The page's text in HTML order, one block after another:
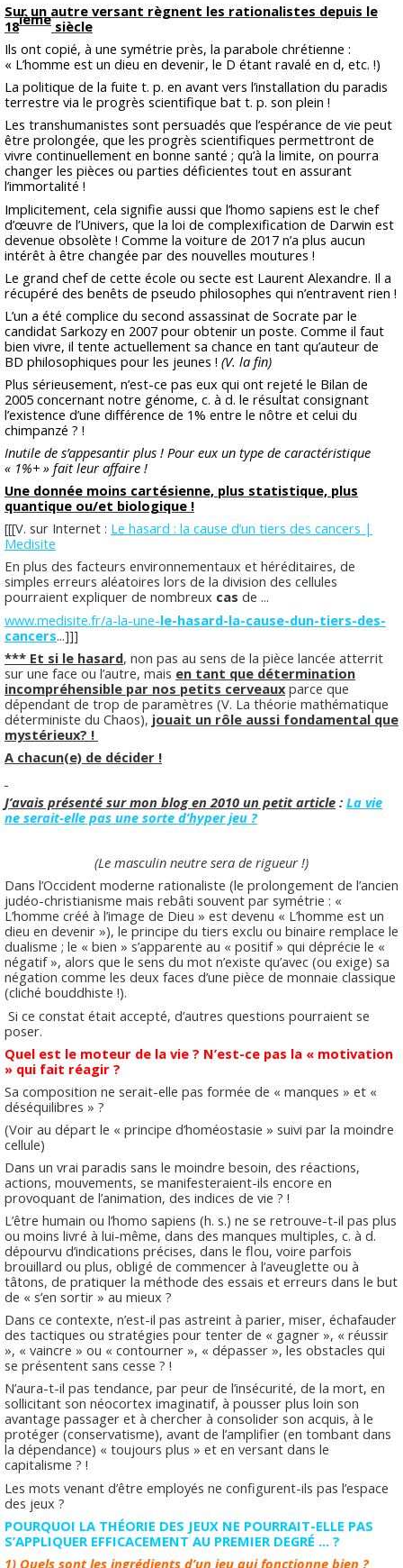
Sur un autre versant règnent les rationalistes depuis le
18ième siècle
Ils ont copié, à une symétrie près, la parabole chrétienne :
« L’homme est un dieu en devenir, le D étant ravalé en d, etc. !)
La politique de la fuite t. p. en avant vers l’installation du paradis
terrestre via le progrès scientifique bat t. p. son plein !
Les transhumanistes sont persuadés que l’espérance de vie peut
être prolongée, que les progrès scientifiques permettront de
vivre continuellement en bonne santé ; qu’à la limite, on pourra
changer les pièces ou parties déficientes tout en assurant
l’immortalité !
Implicitement, cela signifie aussi que l’homo sapiens est le chef
d’œuvre de l’Univers, que la loi de complexification de Darwin est
devenue obsolète ! Comme la voiture de 2017 n’a plus aucun
intérêt à être changée par des nouvelles moutures !
Le grand chef de cette école ou secte est Laurent Alexandre. Il a
récupéré des benêts de pseudo philosophes qui n’entravent rien !
L’un a été complice du second assassinat de Socrate par le
candidat Sarkozy en 2007 pour obtenir un poste. Comme il faut
bien vivre, il tente actuellement sa chance en tant qu’auteur de
BD philosophiques pour les jeunes ! (V. la fin)
Plus sérieusement, n’est-ce pas eux qui ont rejeté le Bilan de
2005 concernant notre génome, c. à d. le résultat consignant
l’existence d’une différence de 1% entre le nôtre et celui du
chimpanzé ? !
Inutile de s’appesantir plus ! Pour eux un type de caractéristique
« 1%+ » fait leur affaire !
Une donnée moins cartésienne, plus statistique, plus
quantique ou/et biologique !
[[[V. sur Internet : Le hasard : la cause d’un tiers des cancers |
Medisite
En plus des facteurs environnementaux et héréditaires, de
simples erreurs aléatoires lors de la division des cellules
pourraient expliquer de nombreux cas de ...
www.medisite.fr/a-la-une-le-hasard-la-cause-dun-tiers-des-
cancers...]]]
*** Et si le hasard, non pas au sens de la pièce lancée atterrit
sur une face ou l’autre, mais en tant que détermination
incompréhensible par nos petits cerveaux parce que
dépendant de trop de paramètres (V. La théorie mathématique
déterministe du Chaos), jouait un rôle aussi fondamental que
mystérieux? !
A chacun(e) de décider !
J’avais présenté sur mon blog en 2010 un petit article : La vie
ne serait-elle pas une sorte d’hyper jeu ?
(Le masculin neutre sera de rigueur !)
Dans l’Occident moderne rationaliste (le prolongement de l’ancien
judéo-christianisme mais rebâti souvent par symétrie : «
L’homme créé à l’image de Dieu » est devenu « L’homme est un
dieu en devenir »), le principe du tiers exclu ou binaire remplace le
dualisme ; le « bien » s’apparente au « positif » qui déprécie le «
négatif », alors que le sens du mot n’existe qu’avec (ou exige) sa
négation comme les deux faces d’une pièce de monnaie classique
(cliché bouddhiste !).
Si ce constat était accepté, d’autres questions pourraient se
poser.
Quel est le moteur de la vie ? N’est-ce pas la « motivation
» qui fait réagir ?
Sa composition ne serait-elle pas formée de « manques » et «
déséquilibres » ?
(Voir au départ le « principe d’homéostasie » suivi par la moindre
cellule)
Dans un vrai paradis sans le moindre besoin, des réactions,
actions, mouvements, se manifesteraient-ils encore en
provoquant de l’animation, des indices de vie ? !
L’être humain ou l’homo sapiens (h. s.) ne se retrouve-t-il pas plus
ou moins livré à lui-même, dans des manques multiples, c. à d.
dépourvu d’indications précises, dans le flou, voire parfois
brouillard ou plus, obligé de commencer à l’aveuglette ou à
tâtons, de pratiquer la méthode des essais et erreurs dans le but
de « s’en sortir » au mieux ?
Dans ce contexte, n’est-il pas astreint à parier, miser, échafauder
des tactiques ou stratégies pour tenter de « gagner », « réussir
», « vaincre » ou « contourner », « dépasser », les obstacles qui
se présentent sans cesse ? !
N’aura-t-il pas tendance, par peur de l’insécurité, de la mort, en
sollicitant son néocortex imaginatif, à pousser plus loin son
avantage passager et à chercher à consolider son acquis, à le
protéger (conservatisme), avant de l’amplifier (en tombant dans
la dépendance) « toujours plus » et en versant dans le
capitalisme ? !
Les mots venant d’être employés ne configurent-ils pas l’espace
des jeux ?
POURQUOI LA THÉORIE DES JEUX NE POURRAIT-ELLE PAS
S’APPLIQUER EFFICACEMENT AU PREMIER DEGRÉ … ?
1) Quels sont les ingrédients d’un jeu qui fonctionne bien ?